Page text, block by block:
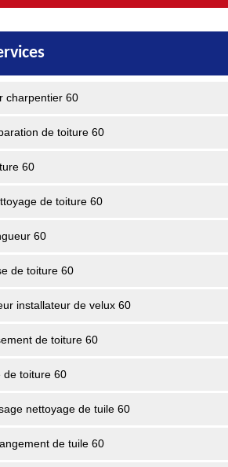
charpentier 60
de toiture 60
60
de toiture 60
60
de toiture 60
installateur de velux 60
de toiture 60
de toiture 60
nettoyage de tuile 60
de tuile 60